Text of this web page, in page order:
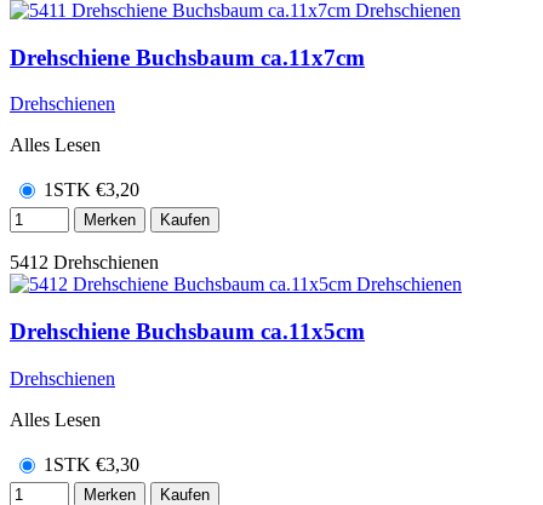
Drehschiene Buchsbaum ca.11x7cm
Drehschienen
Alles Lesen
1STK €3,20
Merken Kaufen
5412 Drehschienen
Drehschiene Buchsbaum ca.11x5cm
Drehschienen
Alles Lesen
1STK €3,30
Merken Kaufen